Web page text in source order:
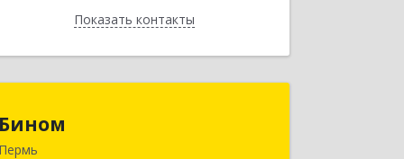
Показать контакты
Назад
Бином
Пермь